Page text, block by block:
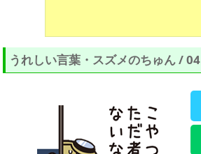
うれしい言葉・スズメのちゅん / 04